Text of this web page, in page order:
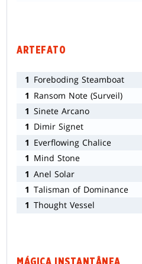
ARTEFATO
1 Foreboding Steamboat
1 Ransom Note (Surveil)
1 Sinete Arcano
1 Dimir Signet
1 Everflowing Chalice
1 Mind Stone
1 Anel Solar
1 Talisman of Dominance
1 Thought Vessel